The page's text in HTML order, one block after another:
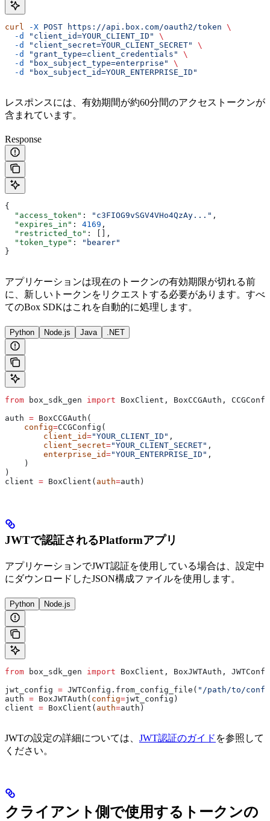
curl -X POST https://api.box.com/oauth2/token \
  -d
"client_id=YOUR_CLIENT_ID"
\
  -d
"client_secret=YOUR_CLIENT_SECRET"
\
  -d
"grant_type=client_credentials"
\
  -d
"box_subject_type=enterprise"
\
  -d
"box_subject_id=YOUR_ENTERPRISE_ID"
レスポンスには、有効期間が約60分間のアクセストークンが
含まれています。
Response
{
  "access_token"
: "c3FIOG9vSGV4VHo4QzAy..." ,
  "expires_in"
: 4169 ,
  "restricted_to"
: [],
  "token_type"
:
"bearer"
}
アプリケーションは現在のトークンの有効期限が切れる前
に、新しいトークンをリクエストする必要があります。すべ
てのBox SDKはこれを自動的に処理します。
Python Node.js Java .NET
from box_sdk_gen import BoxClient, BoxCCGAuth,
auth = BoxCCGAuth(
    config
=CCGConfig(
        client_id
="YOUR_CLIENT_ID" ,
        client_secret
="YOUR_CLIENT_SECRET" ,
        enterprise_id
="YOUR_ENTERPRISE_ID" ,
    )
)
client = BoxClient( auth=auth)
JWTで認証されるPlatformアプリ
アプリケーションでJWT認証を使用している場合は、設定中
にダウンロードしたJSON構成ファイルを使用します。
Python Node.js
from box_sdk_gen import BoxClient, BoxJWTAuth,
jwt_config = JWTConfig.from_config_file( "/path/to/
auth = BoxJWTAuth( config=jwt_config)
client = BoxClient( auth=auth)
JWTの設定の詳細については、 JWT認証のガイド を参照して
ください。
クライアント側で使用するトークンの